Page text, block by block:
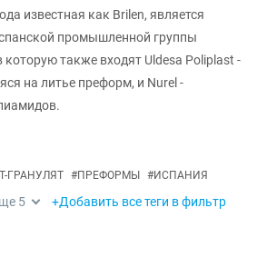
известная как Brilen, является
промышленной группы
которую также входят Uldesa Poliplast -
на литье преформ, и Nurel -
ГРАНУЛЯТ #ПРЕФОРМЫ #ИСПАНИЯ
5 +Добавить все теги в фильтр